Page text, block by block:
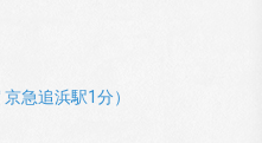
急追浜駅1分）